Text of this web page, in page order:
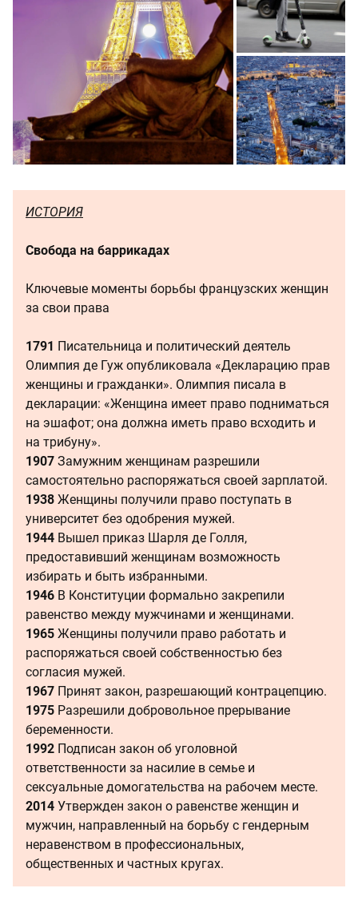
ИСТОРИЯ
Свобода на баррикадах
Ключевые моменты борьбы французских женщин
за свои права
1791 Писательница и политический деятель
Олимпия де Гуж опубликовала «Декларацию прав
женщины и гражданки». Олимпия писала в
декларации: «Женщина имеет право подниматься
на эшафот; она должна иметь право всходить и
на трибуну».
1907 Замужним женщинам разрешили
самостоятельно распоряжаться своей зарплатой.
1938 Женщины получили право поступать в
университет без одобрения мужей.
1944 Вышел приказ Шарля де Голля,
предоставивший женщинам возможность
избирать и быть избранными.
1946 В Конституции формально закрепили
равенство между мужчинами и женщинами.
1965 Женщины получили право работать и
распоряжаться своей собственностью без
согласия мужей.
1967 Принят закон, разрешающий контрацепцию.
1975 Разрешили добровольное прерывание
беременности.
1992 Подписан закон об уголовной
ответственности за насилие в семье и
сексуальные домогательства на рабочем месте.
2014 Утвержден закон о равенстве женщин и
мужчин, направленный на борьбу с гендерным
неравенством в профессиональных,
общественных и частных кругах.